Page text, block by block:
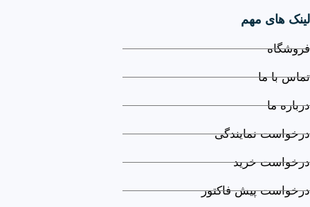
لینک های مهم
فروشگاه
تماس با ما
درباره ما
درخواست نمایندگی
درخواست خرید
درخواست پیش فاکتور